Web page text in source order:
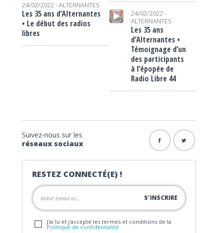
24/02/2022 -ALTERNANTES
Les 35 ans d’Alternantes
• Le début des radios
libres
Lecteur audio
24/02/2022 -
ALTERNANTES
Les 35 ans
d’Alternantes •
Témoignage d’un
des participants
à l’épopée de
Radio Libre 44
Suivez-nous sur les
réseaux sociaux
RESTEZ CONNECTÉ(E) !
J'ai lu et j'accepte les termes et conditions de la
Politique de confidentialité